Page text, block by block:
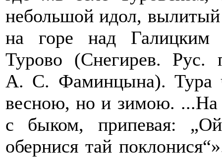
небольшой идол,
на горе над Галицким
Турово (Снегирев.
А. С. Фаминцына). Тура
весною, но и зимою. ...На
с быком, припевая:
обернися тай